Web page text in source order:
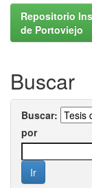
Repositorio
de Portoviejo
Buscar
Buscar:
por